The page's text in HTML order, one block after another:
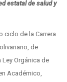
estatal de salud y
ciclo de la Carrera
de
Orgánica de
Académico,